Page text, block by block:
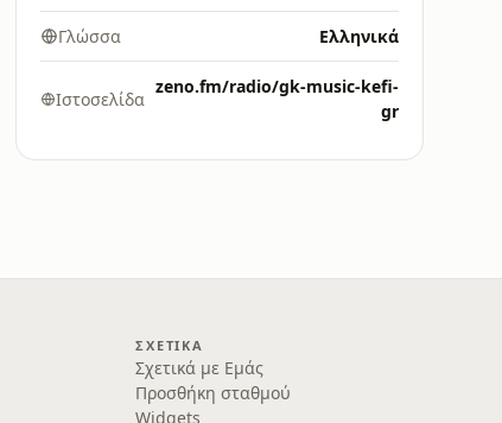
Γλώσσα Ελληνικά
Ιστοσελίδα
zeno.fm/radio/gk-music-kefi-
gr
ΣΧΕΤΙΚΆ
Σχετικά με Εμάς
Προσθήκη σταθμού
Widgets